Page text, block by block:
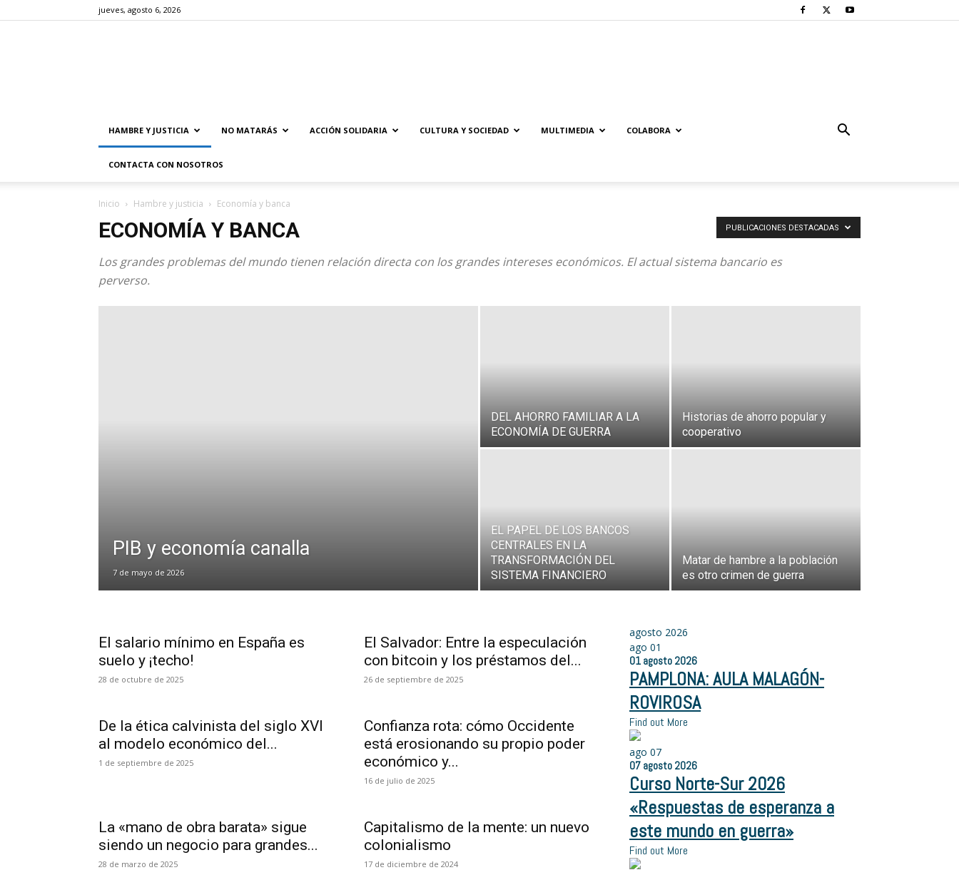
jueves, agosto 6, 2026
HAMBRE Y JUSTICIA NO MATARÁS ACCIÓN SOLIDARIA CULTURA Y SOCIEDAD MULTIMEDIA COLABORA
CONTACTA CON NOSOTROS
Inicio Hambre y justicia Economía y banca
ECONOMÍA Y BANCA
Los grandes problemas del mundo tienen relación directa con los grandes intereses económicos. El actual sistema bancario es
perverso.
PUBLICACIONES DESTACADAS
PIB y economía canalla
7 de mayo de 2026
DEL AHORRO FAMILIAR A LA
ECONOMÍA DE GUERRA
Historias de ahorro popular y
cooperativo
EL PAPEL DE LOS BANCOS
CENTRALES EN LA
TRANSFORMACIÓN DEL
SISTEMA FINANCIERO
Matar de hambre a la población
es otro crimen de guerra
El salario mínimo en España es
suelo y ¡techo!
28 de octubre de 2025
El Salvador: Entre la especulación
con bitcoin y los préstamos del...
26 de septiembre de 2025
De la ética calvinista del siglo XVI
al modelo económico del...
1 de septiembre de 2025
Confianza rota: cómo Occidente
está erosionando su propio poder
económico y...
16 de julio de 2025
La «mano de obra barata» sigue
siendo un negocio para grandes...
28 de marzo de 2025
Capitalismo de la mente: un nuevo
colonialismo
17 de diciembre de 2024
agosto 2026
ago 01
01 agosto 2026
PAMPLONA: AULA MALAGÓN-
ROVIROSA
Find out More
ago 07
07 agosto 2026
Curso Norte-Sur 2026
«Respuestas de esperanza a
este mundo en guerra»
Find out More